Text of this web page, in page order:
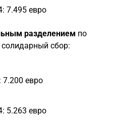
7.495 евро
разделением по
сбор:
евро
5.263 евро